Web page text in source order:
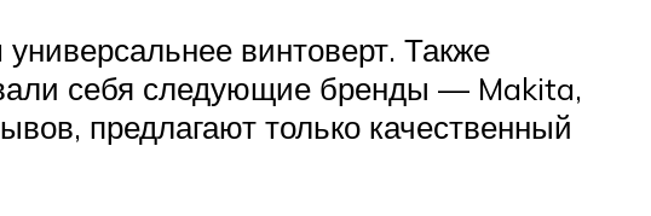
винтоверт. Также
себя следующие бренды — Makita,
предлагают только качественный